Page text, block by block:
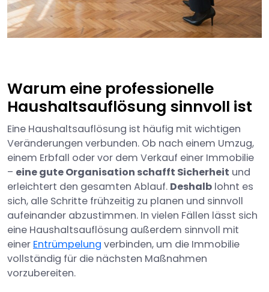
Warum eine professionelle
Haushaltsauflösung sinnvoll ist
Eine Haushaltsauflösung ist häufig mit wichtigen
Veränderungen verbunden. Ob nach einem Umzug,
einem Erbfall oder vor dem Verkauf einer Immobilie
– eine gute Organisation schafft Sicherheit und
erleichtert den gesamten Ablauf. Deshalb lohnt es
sich, alle Schritte frühzeitig zu planen und sinnvoll
aufeinander abzustimmen. In vielen Fällen lässt sich
eine Haushaltsauflösung außerdem sinnvoll mit
einer Entrümpelung verbinden, um die Immobilie
vollständig für die nächsten Maßnahmen
vorzubereiten.